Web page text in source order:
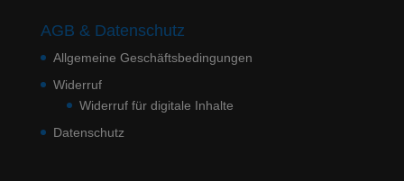
AGB & Datenschutz
Allgemeine Geschäftsbedingungen
Widerruf
Widerruf für digitale Inhalte
Datenschutz